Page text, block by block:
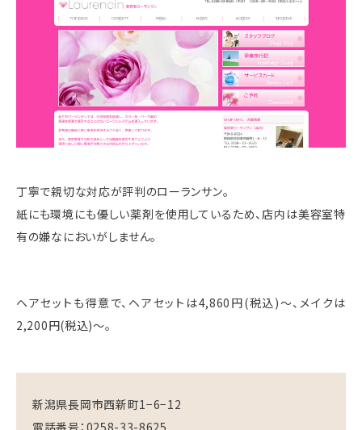
丁寧で親切な対応が評判のローランサン。
紙にも環境にも優しい薬剤を使用しているため、店内は美容室特
有の嫌なにおいがしません。
ヘアセットも得意で、ヘアセットは4,860円(税込)〜、メイクは
2,200円(税込)〜。
新潟県長岡市西新町1−6−12
電話番号：0258-33-8625